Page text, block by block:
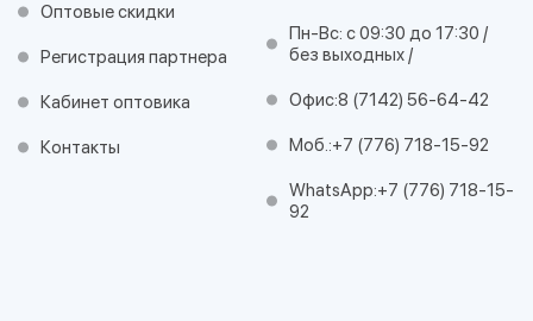
Оптовые скидки
Регистрация партнера
Кабинет оптовика
Контакты
Пн-Вс: с 09:30 до 17:30 /
без выходных /
Офис:8 (7142) 56-64-42
Моб.:+7 (776) 718-15-92
WhatsApp:+7 (776) 718-15-
92